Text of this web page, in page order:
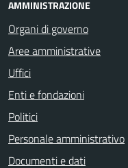
AMMINISTRAZIONE
Organi di governo
Aree amministrative
Uffici
Enti e fondazioni
Politici
Personale amministrativo
Documenti e dati